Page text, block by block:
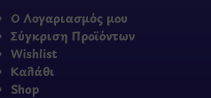
Ο Λογαριασμός μου
Σύγκριση Προϊόντων
Wishlist
Καλάθι
Shop